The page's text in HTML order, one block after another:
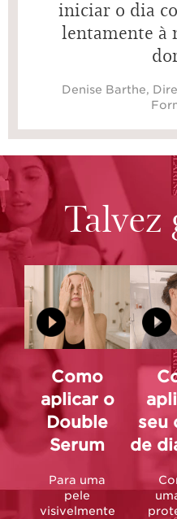
iniciar o dia
lentamente à
Denise Barthe,
Talvez
Como
aplicar o
Double
Serum
Para uma
pele
visivelmente
seu
de